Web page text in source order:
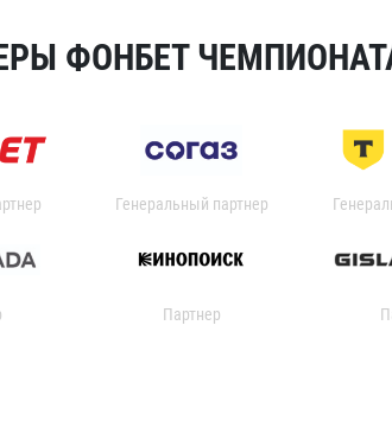
ФОНБЕТ
Генеральный партнер
Партнер